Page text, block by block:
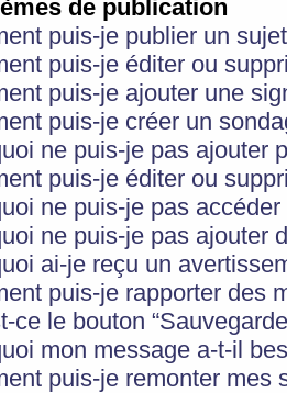
de publication
puis-je publier un
puis-je éditer ou
puis-je ajouter une
puis-je créer un
ne puis-je pas ajouter
puis-je éditer ou
ne puis-je pas
ne puis-je pas ajouter
ai-je reçu un
puis-je rapporter des
ce le bouton
mon message a-t-il
puis-je remonter mes